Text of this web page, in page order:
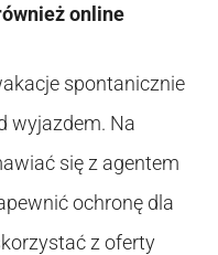
online
spontanicznie
wyjazdem. Na
się z agentem
ochronę dla
z oferty